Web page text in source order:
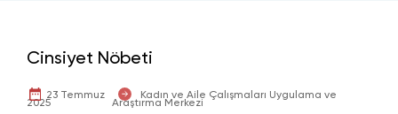
Cinsiyet Nöbeti
23 Temmuz
2025
Kadın ve Aile Çalışmaları Uygulama ve
Araştırma Merkezi